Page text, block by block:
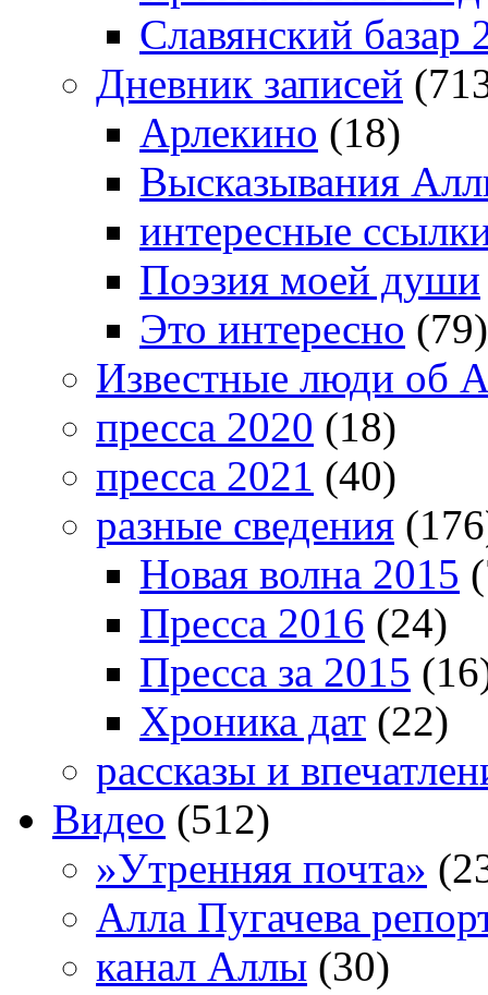
Славянский базар
Дневник записей
Арлекино (18)
Высказывания
интересные
Поэзия моей души
Это интересно (79)
Известные люди об
пресса 2020 (18)
пресса 2021 (40)
разные сведения
Новая волна 2015
Пресса 2016 (24)
Пресса за 2015
Хроника дат (22)
рассказы и
Видео (512)
»Утренняя почта»
Алла Пугачева
канал Аллы (30)